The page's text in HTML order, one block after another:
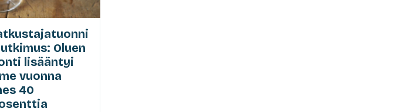
Oluen
lisääntyi
vuonna
40